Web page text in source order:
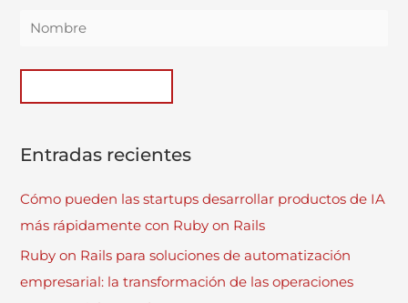
Entradas recientes
Cómo pueden las startups desarrollar productos de IA
más rápidamente con Ruby on Rails
Ruby on Rails para soluciones de automatización
empresarial: la transformación de las operaciones